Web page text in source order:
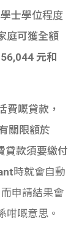
士學位程度
庭可獲全額
56,044 元和
費嘅貸款，
關限額於
貸款須要繳付
時就會自動
申請結果會
咁嘅意思。